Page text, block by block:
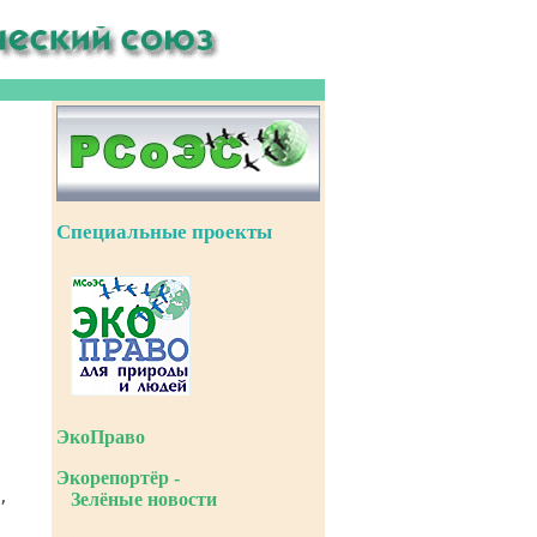
Специальные проекты
ЭкоПраво
Экорепортёр -
Зелёные новости